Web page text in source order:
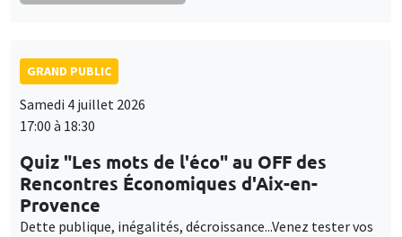
GRAND PUBLIC
Samedi 4 juillet 2026
17:00 à 18:30
Quiz "Les mots de l'éco" au OFF des
Rencontres Économiques d'Aix-en-
Provence
Dette publique, inégalités, décroissance...Venez tester vos